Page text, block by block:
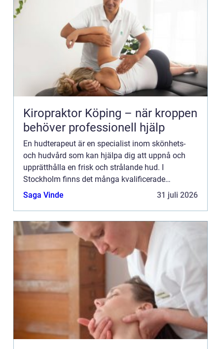
Kiropraktor Köping – när kroppen
behöver professionell hjälp
En hudterapeut är en specialist inom skönhets-
och hudvård som kan hjälpa dig att uppnå och
upprätthålla en frisk och strålande hud. I
Stockholm finns det många kvalificerade
hudterapeuter som erbjude...
Saga Vinde 31 juli 2026